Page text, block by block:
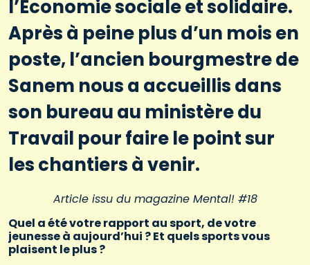
l’Économie sociale et solidaire.
Après à peine plus d’un mois en
poste, l’ancien bourgmestre de
Sanem nous a accueillis dans
son bureau au ministère du
Travail pour faire le point sur
les chantiers à venir.
Article issu du magazine Mental! #18
Quel a été votre rapport au sport, de votre
jeunesse à aujourd’hui ? Et quels sports vous
plaisent le plus ?